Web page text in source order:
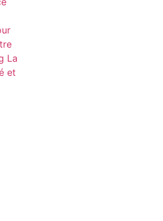
La
et